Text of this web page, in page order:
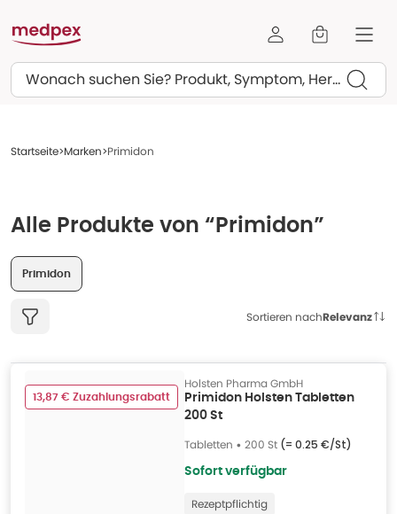
Suchen
Startseite Marken Primidon
Alle Produkte von “Primidon”
Primidon
Sortieren nachRelevanz
13,87 € Zuzahlungsrabatt
Holsten Pharma GmbH
Primidon Holsten Tabletten
200 St
Tabletten • 200 St (= 0.25 €/St)
Sofort verfügbar
Rezeptpflichtig